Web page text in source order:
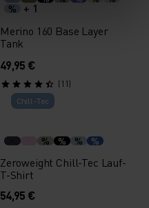
%
+ 1
Merino 160 Base Layer
Tank
49,95 €
(11)
Chill-Tec
% % % %
Zeroweight Chill-Tec Lauf-
T-Shirt
54,95 €